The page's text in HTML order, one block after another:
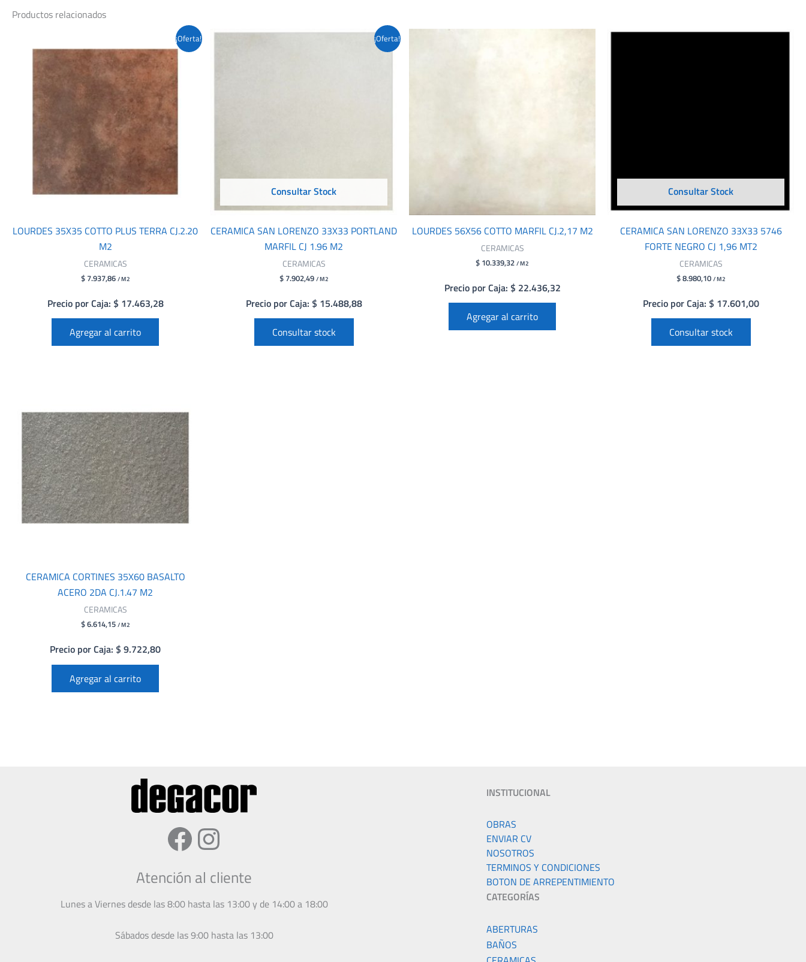
Productos relacionados
¡Oferta!
LOURDES 35X35 COTTO PLUS TERRA CJ.2.20
M2
CERAMICAS
$ 7.937,86/ M2
Precio por Caja: $ 17.463,28
Agregar al carrito
¡Oferta!
Consultar Stock
CERAMICA SAN LORENZO 33X33 PORTLAND
MARFIL CJ 1.96 M2
CERAMICAS
$ 7.902,49/ M2
Precio por Caja: $ 15.488,88
Consultar stock
LOURDES 56X56 COTTO MARFIL CJ.2,17 M2
CERAMICAS
$ 10.339,32/ M2
Precio por Caja: $ 22.436,32
Agregar al carrito
Consultar Stock
CERAMICA SAN LORENZO 33X33 5746
FORTE NEGRO CJ 1,96 MT2
CERAMICAS
$ 8.980,10/ M2
Precio por Caja: $ 17.601,00
Consultar stock
CERAMICA CORTINES 35X60 BASALTO
ACERO 2DA CJ.1.47 M2
CERAMICAS
$ 6.614,15/ M2
Precio por Caja: $ 9.722,80
Agregar al carrito
Facebook
Instagram
Atención al cliente
Lunes a Viernes desde las 8:00 hasta las 13:00 y de 14:00 a 18:00
Sábados desde las 9:00 hasta las 13:00
INSTITUCIONAL
OBRAS
ENVIAR CV
NOSOTROS
TERMINOS Y CONDICIONES
BOTON DE ARREPENTIMIENTO
CATEGORÍAS
ABERTURAS
BAÑOS